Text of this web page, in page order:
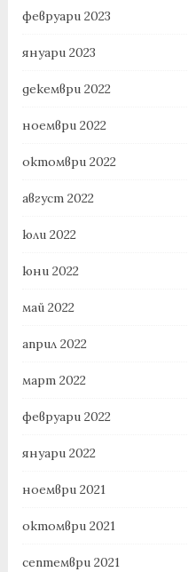
февруари 2023
януари 2023
декември 2022
ноември 2022
октомври 2022
август 2022
юли 2022
юни 2022
май 2022
април 2022
март 2022
февруари 2022
януари 2022
ноември 2021
октомври 2021
септември 2021